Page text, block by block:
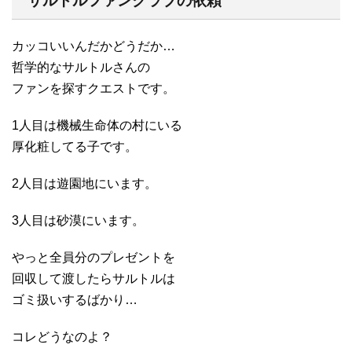
カッコいいんだかどうだか…
哲学的なサルトルさんの
ファンを探すクエストです。
1人目は機械生命体の村にいる
厚化粧してる子です。
2人目は遊園地にいます。
3人目は砂漠にいます。
やっと全員分のプレゼントを
回収して渡したらサルトルは
ゴミ扱いするばかり…
コレどうなのよ？